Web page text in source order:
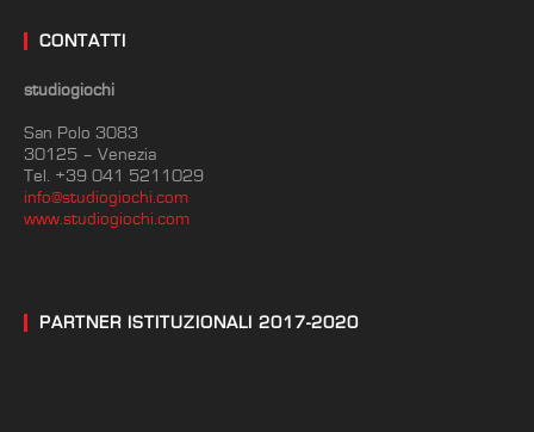
CONTATTI
studiogiochi
San Polo 3083
30125 – Venezia
Tel. +39 041 5211029
info@studiogiochi.com
www.studiogiochi.com
PARTNER ISTITUZIONALI 2017-2020